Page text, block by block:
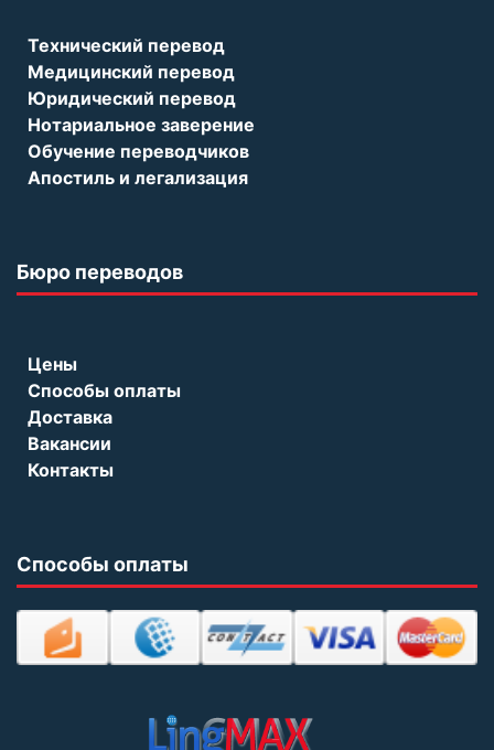
Технический перевод
Медицинский перевод
Юридический перевод
Нотариальное заверение
Обучение переводчиков
Апостиль и легализация
Бюро переводов
Цены
Способы оплаты
Доставка
Вакансии
Контакты
Способы оплаты